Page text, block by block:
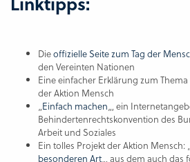
Dieoffizielle Seite zum Tag der
den Vereinten Nationen
Eine einfacher Erklärung zum Thema
der Aktion Mensch
„Einfach machen„, ein
Behindertenrechtskonvention des
Arbeit und Soziales
Ein tolles Projekt der Aktion Mensch: „
besonderen Art„, aus dem auch das